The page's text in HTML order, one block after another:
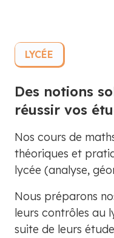
LYCÉE
Des notions
réussir vos
Nos cours de
théoriques et
lycée (analyse,
Nous préparons
leurs contrôles au
suite de leurs